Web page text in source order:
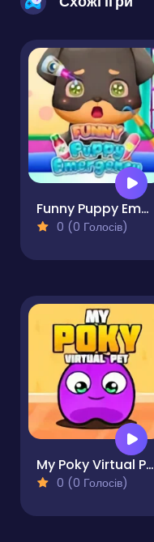
Funny Puppy Emergency
0 (0 Голосів)
My Poky Virtual Pet
0 (0 Голосів)